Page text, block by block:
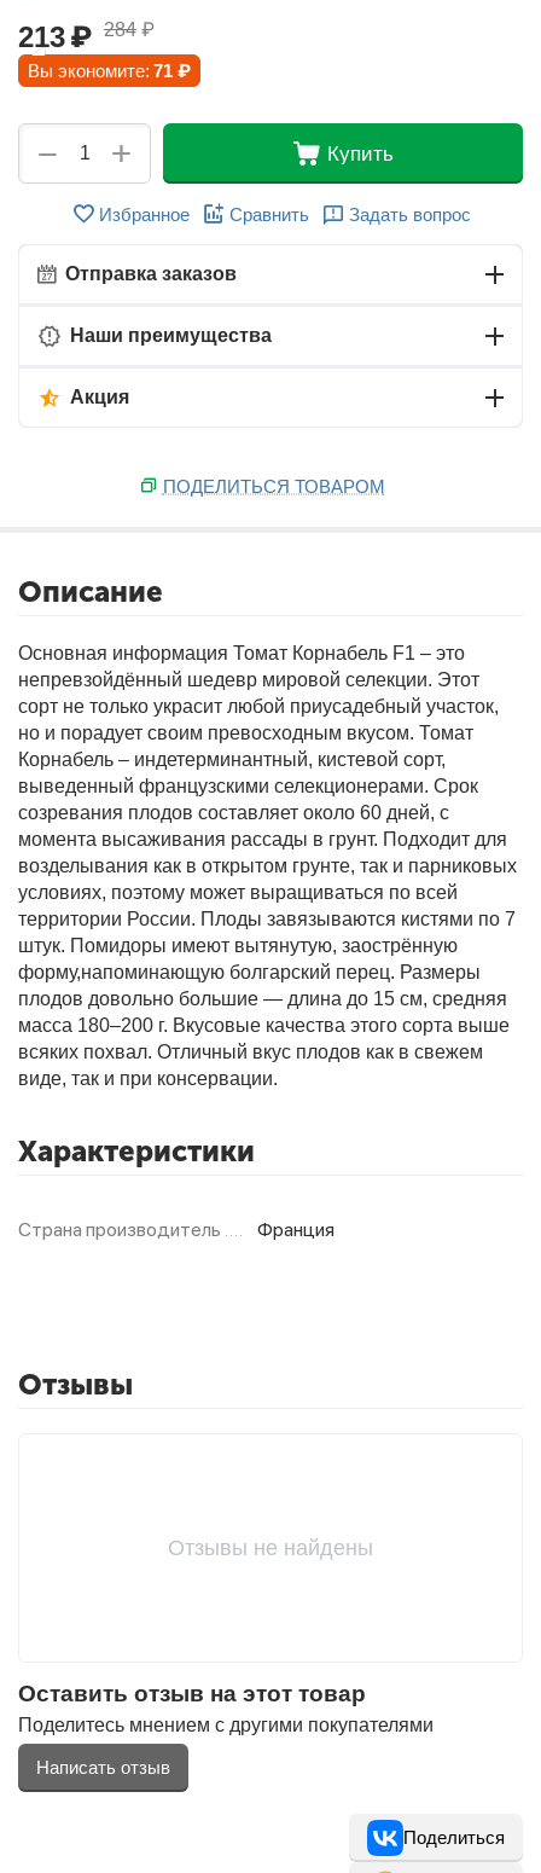
Фитолампы
213₽ 284 ₽
Вы экономите: 71 ₽
+
− Купить
Избранное Сравнить Задать вопрос
Отправка заказов
Наши преимущества
Акция
ПОДЕЛИТЬСЯ ТОВАРОМ
Описание
Основная информация Томат Корнабель F1 – это
непревзойдённый шедевр мировой селекции. Этот
сорт не только украсит любой приусадебный участок,
но и порадует своим превосходным вкусом. Томат
Корнабель – индетерминантный, кистевой сорт,
выведенный французскими селекционерами. Срок
созревания плодов составляет около 60 дней, с
момента высаживания рассады в грунт. Подходит для
возделывания как в открытом грунте, так и парниковых
условиях, поэтому может выращиваться по всей
территории России. Плоды завязываются кистями по 7
штук. Помидоры имеют вытянутую, заострённую
форму,напоминающую болгарский перец. Размеры
плодов довольно большие — длина до 15 см, средняя
масса 180–200 г. Вкусовые качества этого сорта выше
всяких похвал. Отличный вкус плодов как в свежем
виде, так и при консервации.
Характеристики
Страна производитель Франция
Отзывы
Отзывы не найдены
Оставить отзыв на этот товар
Поделитесь мнением с другими покупателями
Написать отзыв
Поделиться